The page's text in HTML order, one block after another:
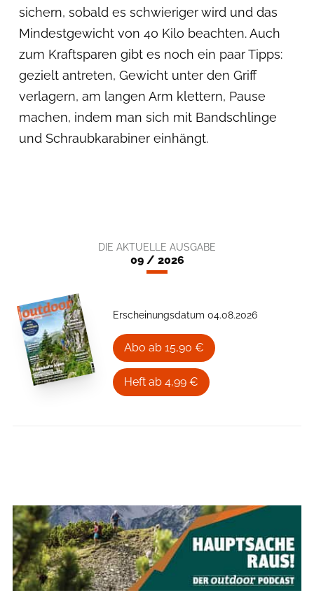
sichern, sobald es schwieriger wird und das
Mindestgewicht von 40 Kilo beachten. Auch
zum Kraftsparen gibt es noch ein paar Tipps:
gezielt antreten, Gewicht unter den Griff
verlagern, am langen Arm klettern, Pause
machen, indem man sich mit Bandschlinge
und Schraubkarabiner einhängt.
DIE AKTUELLE AUSGABE
09 / 2026
Erscheinungsdatum 04.08.2026
Abo ab 15,90 €
Heft ab 4,99 €